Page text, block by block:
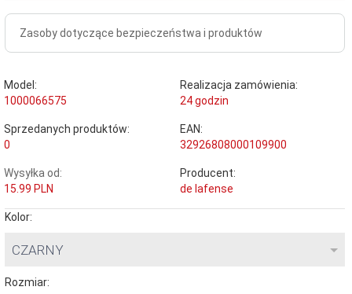
Zasoby dotyczące bezpieczeństwa i produktów
Model:
1000066575
Realizacja zamówienia:
24 godzin
Sprzedanych produktów:
0
EAN:
32926808000109900
Wysyłka od:
15.99 PLN
Producent:
de lafense
Kolor:
CZARNY
Rozmiar: